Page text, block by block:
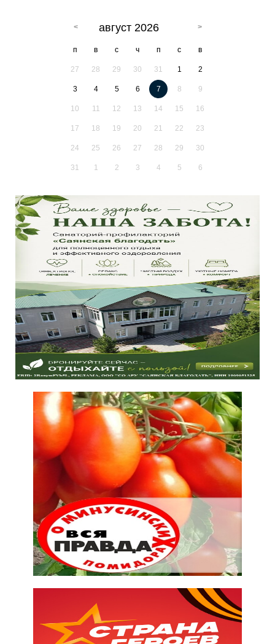
август 2026
п в с ч п с в
27 28 29 30 31 1 2
3 4 5 6 7 8 9
10 11 12 13 14 15 16
17 18 19 20 21 22 23
24 25 26 27 28 29 30
31 1 2 3 4 5 6